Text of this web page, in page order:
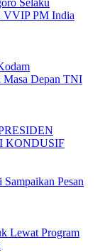
Selaku
VVIP PM India
Masa Depan TNI
KONDUSIF
Pesan
Lewat Program